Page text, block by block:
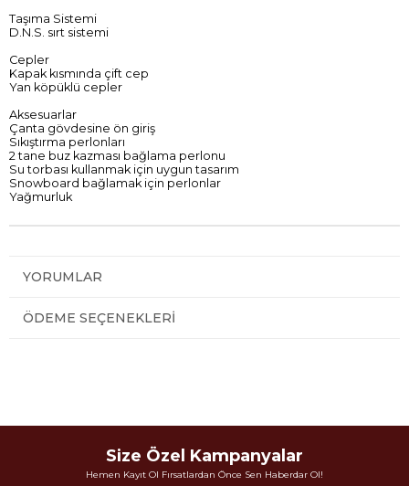
Taşıma Sistemi
D.N.S. sırt sistemi
Cepler
Kapak kısmında çift cep
Yan köpüklü cepler
Aksesuarlar
Çanta gövdesine ön giriş
Sıkıştırma perlonları
2 tane buz kazması bağlama perlonu
Su torbası kullanmak için uygun tasarım
Snowboard bağlamak için perlonlar
Yağmurluk
YORUMLAR
ÖDEME SEÇENEKLERI
Size Özel Kampanyalar
Hemen Kayıt Ol Fırsatlardan Önce Sen Haberdar Ol!